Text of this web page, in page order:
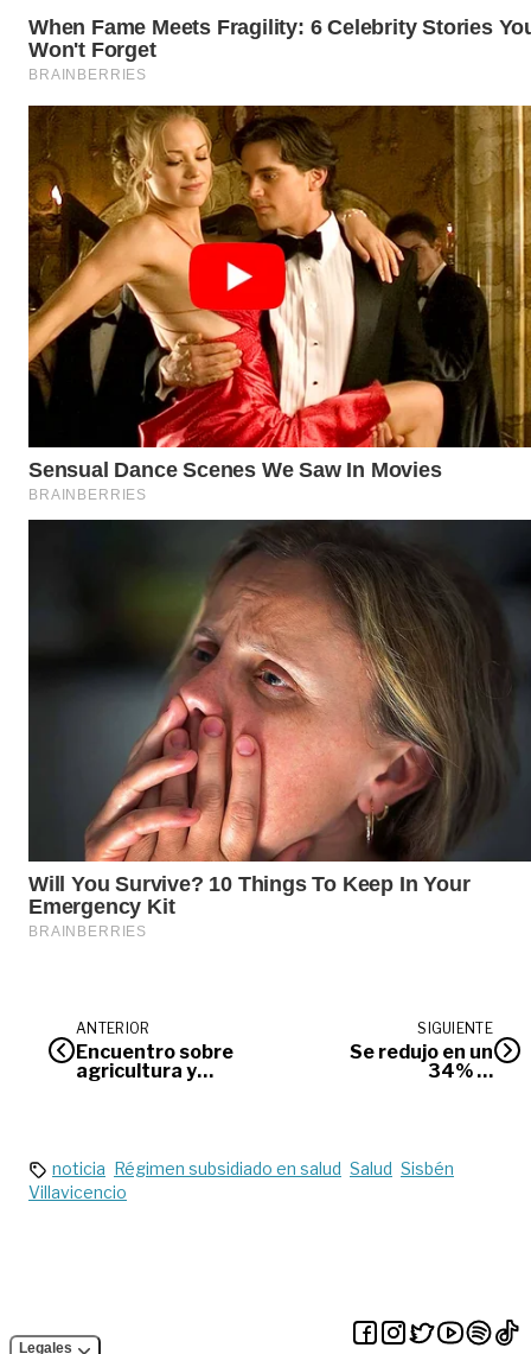
ANTERIOR
Encuentro sobre
agricultura y
SIGUIENTE
Se redujo en un
34% la
noticia Régimen subsidiado en salud Salud Sisbén
Villavicencio
Legales